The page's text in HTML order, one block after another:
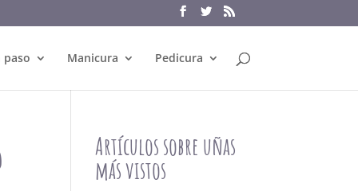
paso Manicura Pedicura
Artículos sobre uñas
más vistos